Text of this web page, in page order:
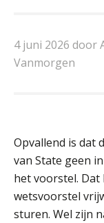
4 juni 2026 door
Vanmorgen
Opvallend is dat
van State geen
het voorstel.
wetsvoorstel
sturen. Wel zijn